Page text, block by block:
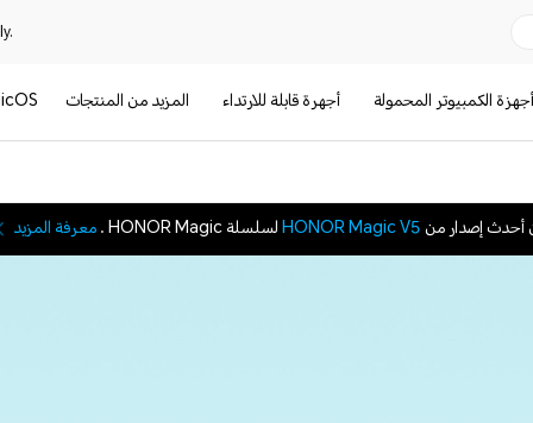
الكمبيوتر المحمولة أجهرة قابلة للارتداء المزيد من المنتجات
أحدث إصدار منHONOR Magic V5لسلسلة HONOR Magic . معرفة المزيد